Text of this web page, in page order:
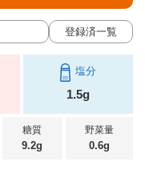
登録済一覧
塩分
1.5g
糖質
9.2g
野菜量
0.6g